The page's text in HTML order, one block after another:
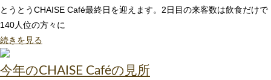
とうとうCHAISE Café最終日を迎えます。2日目の来客数は飲食だけで
140人位の方々に
続きを見る
今年のCHAISE Caféの見所